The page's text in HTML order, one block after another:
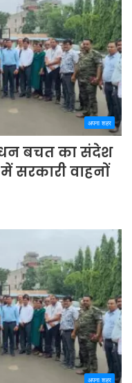
अपना शहर
बचत का संदेश
वाहनों
अपना शहर